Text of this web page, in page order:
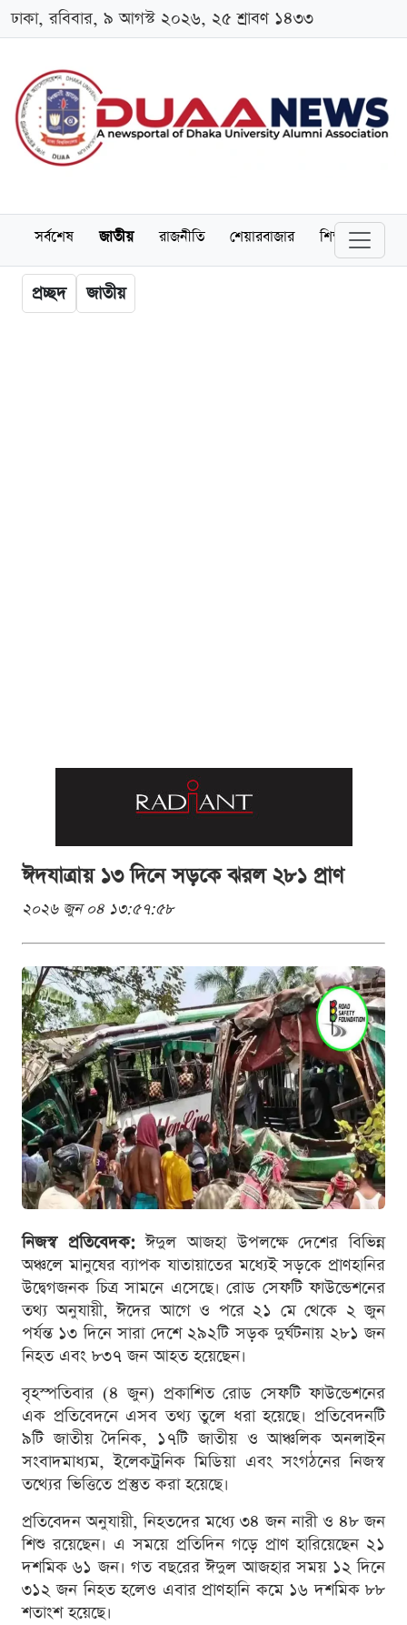
ঢাকা, রবিবার, ৯ আগস্ট ২০২৬, ২৫ শ্রাবণ ১৪৩৩
সর্বশেষ জাতীয় রাজনীতি শেয়ারবাজার শিক্ষা
প্রচ্ছদ জাতীয়
ঈদযাত্রায় ১৩ দিনে সড়কে ঝরল ২৮১ প্রাণ
২০২৬ জুন ০৪ ১৩:৫৭:৫৮
নিজস্ব প্রতিবেদক:ঈদুল আজহা উপলক্ষে দেশের বিভিন্ন
অঞ্চলে মানুষের ব্যাপক যাতায়াতের মধ্যেই সড়কে প্রাণহানির
উদ্বেগজনক চিত্র সামনে এসেছে। রোড সেফটি ফাউন্ডেশনের
তথ্য অনুযায়ী, ঈদের আগে ও পরে ২১ মে থেকে ২ জুন
পর্যন্ত ১৩ দিনে সারা দেশে ২৯২টি সড়ক দুর্ঘটনায় ২৮১ জন
নিহত এবং ৮৩৭ জন আহত হয়েছেন।
বৃহস্পতিবার (৪ জুন) প্রকাশিত রোড সেফটি ফাউন্ডেশনের
এক প্রতিবেদনে এসব তথ্য তুলে ধরা হয়েছে। প্রতিবেদনটি
৯টি জাতীয় দৈনিক, ১৭টি জাতীয় ও আঞ্চলিক অনলাইন
সংবাদমাধ্যম, ইলেকট্রনিক মিডিয়া এবং সংগঠনের নিজস্ব
তথ্যের ভিত্তিতে প্রস্তুত করা হয়েছে।
প্রতিবেদন অনুযায়ী, নিহতদের মধ্যে ৩৪ জন নারী ও ৪৮ জন
শিশু রয়েছেন। এ সময়ে প্রতিদিন গড়ে প্রাণ হারিয়েছেন ২১
দশমিক ৬১ জন। গত বছরের ঈদুল আজহার সময় ১২ দিনে
৩১২ জন নিহত হলেও এবার প্রাণহানি কমে ১৬ দশমিক ৮৮
শতাংশ হয়েছে।